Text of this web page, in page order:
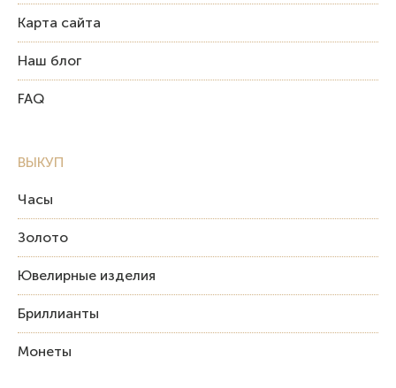
Карта сайта
Наш блог
FAQ
ВЫКУП
Часы
Золото
Ювелирные изделия
Бриллианты
Монеты